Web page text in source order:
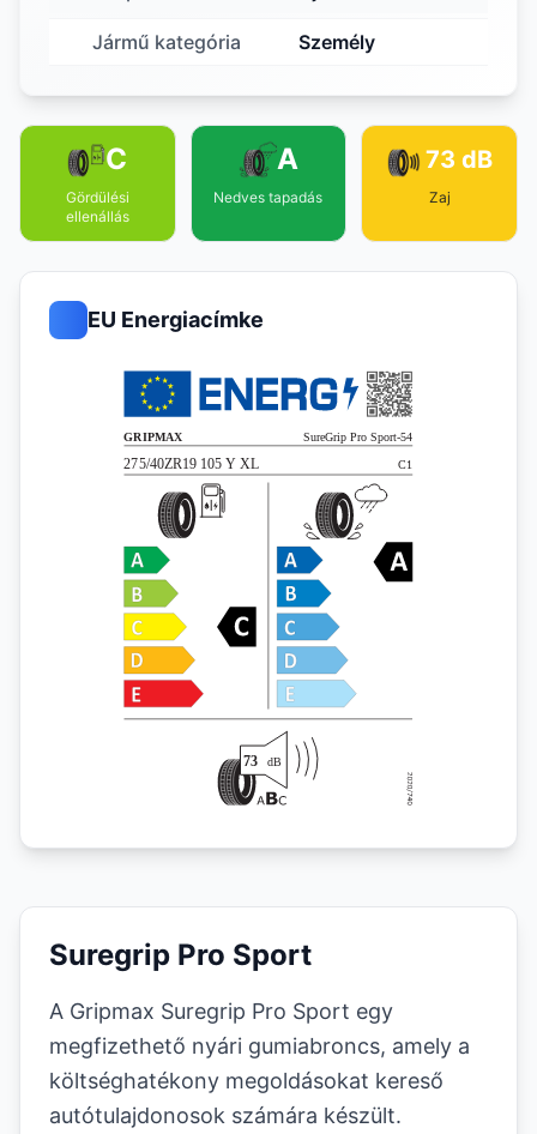
Jármű kategória Személy
C
Gördülési
ellenállás
A
Nedves tapadás
73 dB
Zaj
EU Energiacímke
Suregrip Pro Sport
A Gripmax Suregrip Pro Sport egy
megfizethető nyári gumiabroncs, amely a
költséghatékony megoldásokat kereső
autótulajdonosok számára készült.